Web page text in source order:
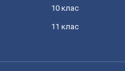
10 клас
11 клас